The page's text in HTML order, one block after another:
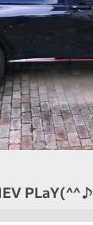
PLaY(^^♪